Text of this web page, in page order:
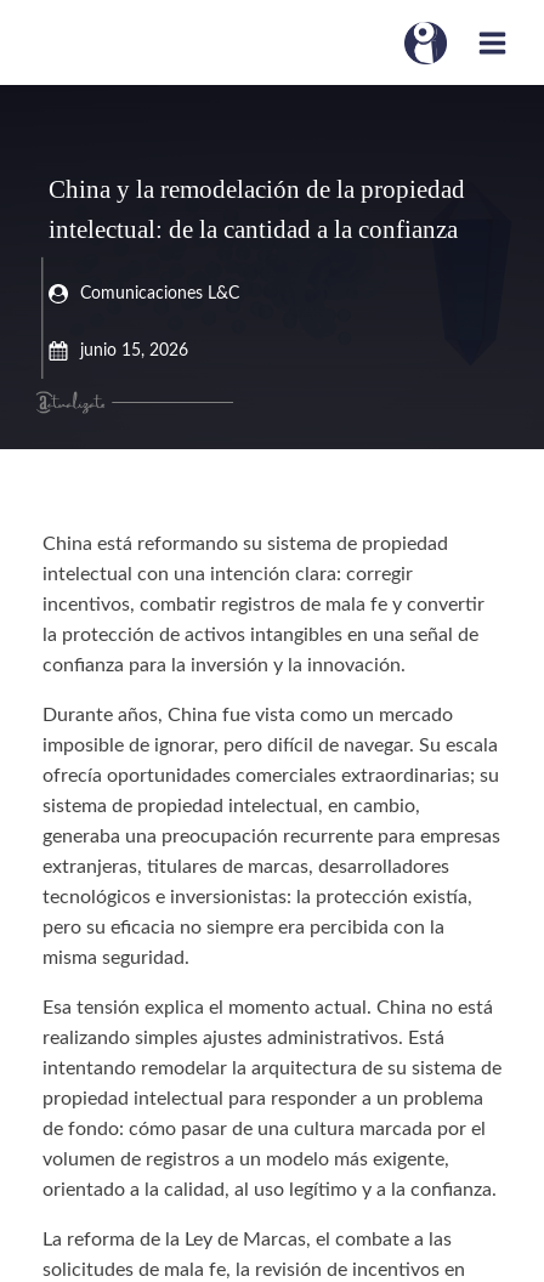
China y la remodelación de la propiedad
intelectual: de la cantidad a la confianza
Comunicaciones L&C
junio 15, 2026
China está reformando su sistema de propiedad
intelectual con una intención clara: corregir
incentivos, combatir registros de mala fe y convertir
la protección de activos intangibles en una señal de
confianza para la inversión y la innovación.
Durante años, China fue vista como un mercado
imposible de ignorar, pero difícil de navegar. Su escala
ofrecía oportunidades comerciales extraordinarias; su
sistema de propiedad intelectual, en cambio,
generaba una preocupación recurrente para empresas
extranjeras, titulares de marcas, desarrolladores
tecnológicos e inversionistas: la protección existía,
pero su eficacia no siempre era percibida con la
misma seguridad.
Esa tensión explica el momento actual. China no está
realizando simples ajustes administrativos. Está
intentando remodelar la arquitectura de su sistema de
propiedad intelectual para responder a un problema
de fondo: cómo pasar de una cultura marcada por el
volumen de registros a un modelo más exigente,
orientado a la calidad, al uso legítimo y a la confianza.
La reforma de la Ley de Marcas, el combate a las
solicitudes de mala fe, la revisión de incentivos en